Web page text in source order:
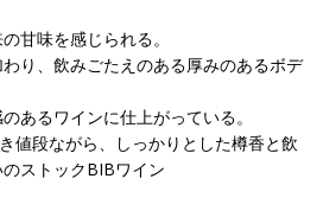
甘味を感じられる。
り、飲みごたえのある厚みのあるボデ
あるワインに仕上がっている。
値段ながら、しっかりとした樽香と飲
ストックBIBワイン